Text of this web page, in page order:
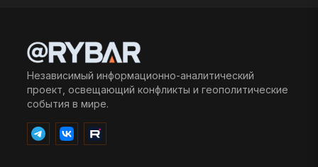
Независимый информационно-аналитический
проект, освещающий конфликты и геополитические
события в мире.